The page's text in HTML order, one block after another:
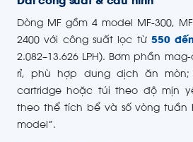
Dòng MF gồm 4 model MF-300,
2400 với công suất lọc từ 550
2.082–13.626 LPH). Bơm phần
rỉ, phù hợp dung dịch ăn
cartridge hoặc túi theo độ mịn
theo thể tích bể và số vòng tuần
model”.